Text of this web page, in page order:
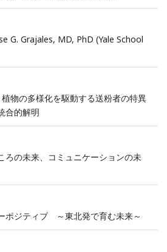
G. Grajales, MD, PhD (Yale School
物の多様化を駆動する送粉者の特異
合的解明
ろの未来、コミュニケーションの未
ポジティブ ～東北発で育む未来～